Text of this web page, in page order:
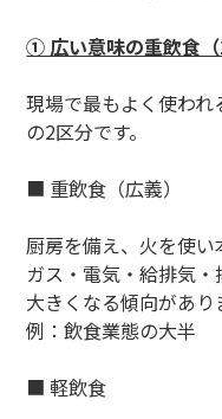
① 広い意味の重飲食（
現場で最もよく使われ
の2区分です。
■ 重飲食（広義）
厨房を備え、火を使い
ガス・電気・給排気
大きくなる傾向があり
例：飲食業態の大半
■ 軽飲食